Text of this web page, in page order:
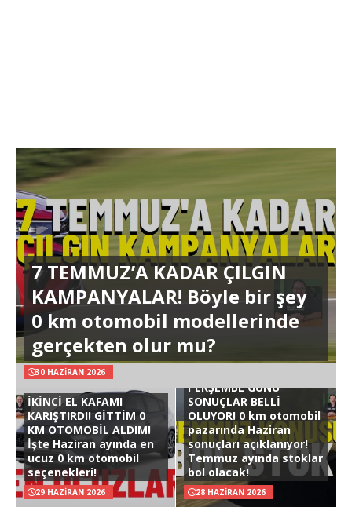
7 TEMMUZ’A KADAR ÇILGIN
KAMPANYALAR! Böyle bir şey
0 km otomobil modellerinde
gerçekten olur mu?
30 HAZIRAN 2026
İKİNCİ EL KAFAMI
KARIŞTIRDI! GİTTİM 0
KM OTOMOBİL ALDIM!
İşte Haziran ayında en
ucuz 0 km otomobil
seçenekleri!
29 HAZIRAN 2026
PERŞEMBE GÜNÜ
SONUÇLAR BELLİ
OLUYOR! 0 km otomobil
pazarında Haziran
sonuçları açıklanıyor!
Temmuz ayında stoklar
bol olacak!
28 HAZIRAN 2026